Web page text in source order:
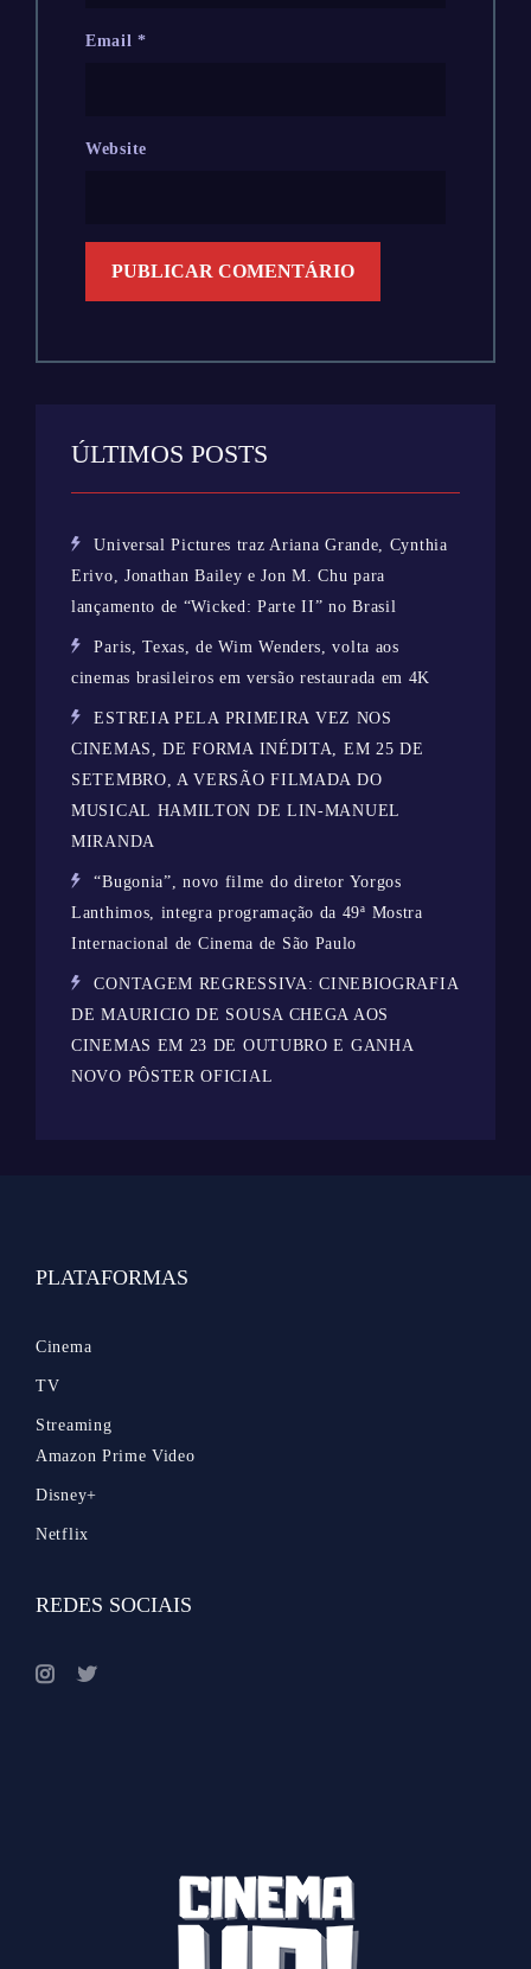
Email*
Website
ÚLTIMOS POSTS
Universal Pictures traz Ariana Grande, Cynthia
Erivo, Jonathan Bailey e Jon M. Chu para
lançamento de “Wicked: Parte II” no Brasil
Paris, Texas, de Wim Wenders, volta aos
cinemas brasileiros em versão restaurada em 4K
ESTREIA PELA PRIMEIRA VEZ NOS
CINEMAS, DE FORMA INÉDITA, EM 25 DE
SETEMBRO, A VERSÃO FILMADA DO
MUSICAL HAMILTON DE LIN-MANUEL
MIRANDA
“Bugonia”, novo filme do diretor Yorgos
Lanthimos, integra programação da 49ª Mostra
Internacional de Cinema de São Paulo
CONTAGEM REGRESSIVA: CINEBIOGRAFIA
DE MAURICIO DE SOUSA CHEGA AOS
CINEMAS EM 23 DE OUTUBRO E GANHA
NOVO PÔSTER OFICIAL
PLATAFORMAS
Cinema
TV
Streaming
Amazon Prime Video
Disney+
Netflix
REDES SOCIAIS